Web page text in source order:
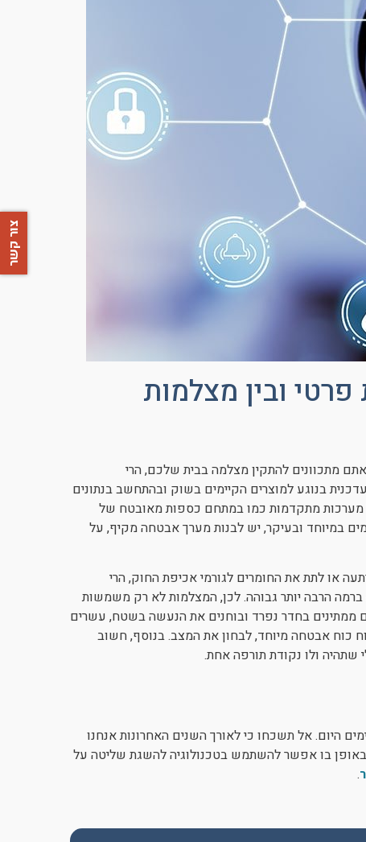
ובין מצלמות
מתכוונים להתקין מצלמה בבית שלכם, הרי
בנוגע למוצרים הקיימים בשוק ובהתחשב בנתונים
מערכות מתקדמות כמו במתחם כספות מאובטח של
במיוחד ובעיקר, יש לבנות מערך אבטחה מקיף, על
או לתת את החומרים לגורמי אכיפת החוק, הרי
הרבה יותר גבוהה. לכן, המצלמות לא רק משמשות
ממתינים בחדר נפרד ובוחנים את הנעשה בשטח, עשרים
כוח אבטחה מיוחד, לבחון את המצב. בנוסף, חשוב
שתהיה ולו נקודת תורפה אחת.
היום. אל תשכחו כי לאורך השנים האחרונות אנחנו
בו אפשר להשתמש בטכנולוגיה להשגת שליטה על
.
צור קשר